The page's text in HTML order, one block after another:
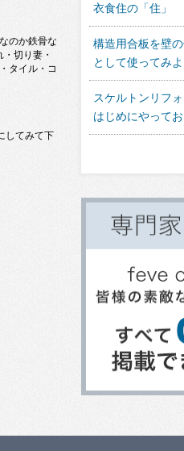
のか鉄骨な
切り妻・
タイル・コ
してみて下
衣食住の「住」
構造用合板を壁
として使ってみよ
スケルトンリフ
はじめにやって